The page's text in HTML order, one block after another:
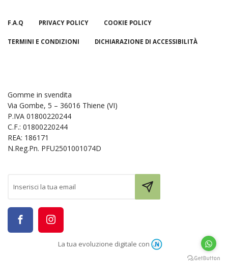
F.A.Q PRIVACY POLICY COOKIE POLICY
TERMINI E CONDIZIONI DICHIARAZIONE DI ACCESSIBILITÀ
Gomme in svendita
Via Gombe, 5 – 36016 Thiene (VI)
P.IVA 01800220244
C.F.: 01800220244
REA: 186171
N.Reg.Pn. PFU2501001074D
La tua evoluzione digitale con